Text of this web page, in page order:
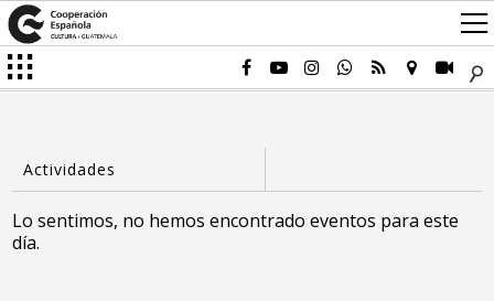
Lo sentimos, no hemos encontrado eventos para este
día.